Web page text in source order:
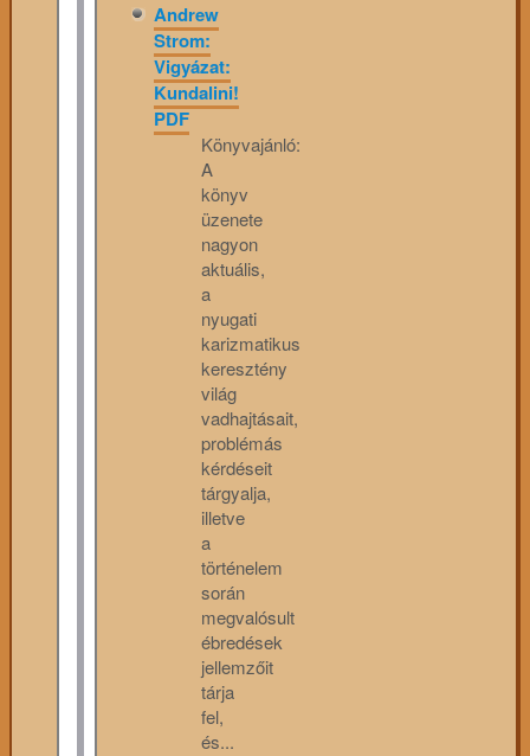
Andrew
Strom:
Vigyázat:
Kundalini!
PDF
Könyvajánló:
A
könyv
üzenete
nagyon
aktuális,
a
nyugati
karizmatikus
keresztény
világ
vadhajtásait,
problémás
kérdéseit
tárgyalja,
illetve
a
történelem
során
megvalósult
ébredések
jellemzőit
tárja
fel,
és...